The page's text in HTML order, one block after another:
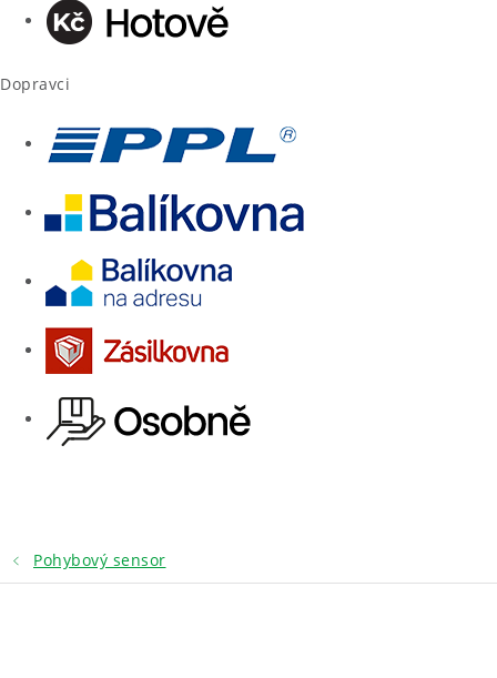
Dopravci
Pohybový sensor